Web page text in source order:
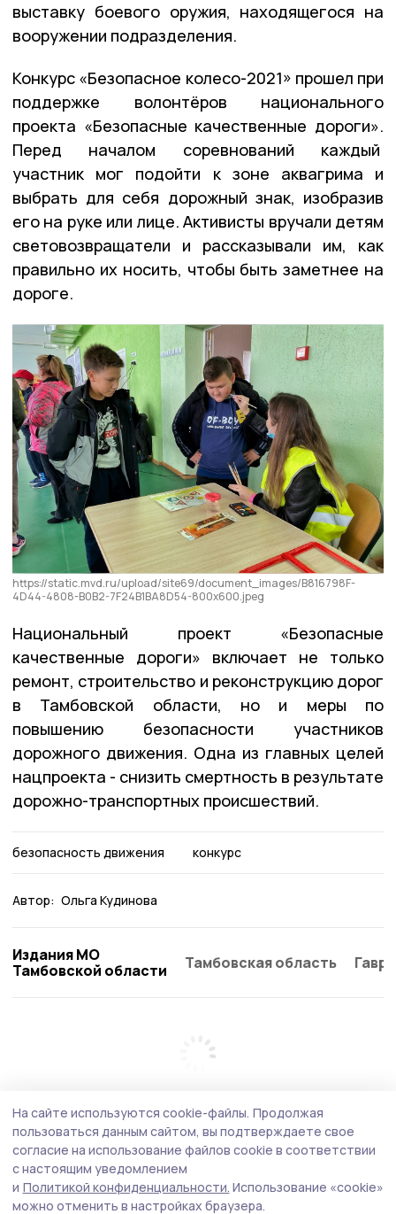
выставку боевого оружия, находящегося на
вооружении подразделения.
Конкурс «Безопасное колесо-2021» прошел при
поддержке волонтёров национального
проекта «Безопасные качественные дороги».
Перед началом соревнований каждый
участник мог подойти к зоне аквагрима и
выбрать для себя дорожный знак, изобразив
его на руке или лице. Активисты вручали детям
световозвращатели и рассказывали им, как
правильно их носить, чтобы быть заметнее на
дороге.
https://static.mvd.ru/upload/site69/document_images/B816798F-
4D44-4808-B0B2-7F24B1BA8D54-800x600.jpeg
Национальный проект «Безопасные
качественные дороги» включает не только
ремонт, строительство и реконструкцию дорог
в Тамбовской области, но и меры по
повышению безопасности участников
дорожного движения. Одна из главных целей
нацпроекта - снизить смертность в результате
дорожно-транспортных происшествий.
безопасность движения конкурс
Автор: Ольга Кудинова
Издания МО
Тамбовской области
Тамбовская область
На сайте используются cookie-файлы. Продолжая
пользоваться данным сайтом, вы подтверждаете свое
согласие на использование файлов cookie в соответствии
с настоящим уведомлением
и Политикой конфиденциальности. Использование «cookie»
можно отменить в настройках браузера.